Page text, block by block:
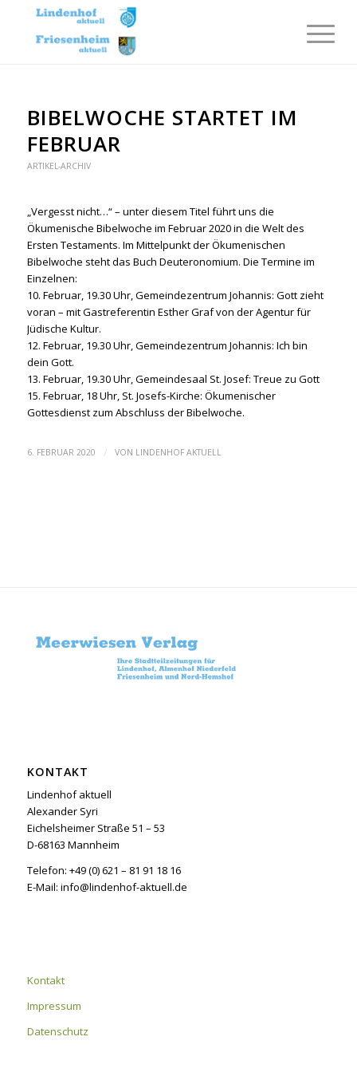
BIBELWOCHE STARTET IM
FEBRUAR
ARTIKEL-ARCHIV
„Vergesst nicht…“ – unter diesem Titel führt uns die
Ökumenische Bibelwoche im Februar 2020 in die Welt des
Ersten Testaments. Im Mittelpunkt der Ökumenischen
Bibelwoche steht das Buch Deuteronomium. Die Termine im
Einzelnen:
10. Februar, 19.30 Uhr, Gemeindezentrum Johannis: Gott zieht
voran – mit Gastreferentin Esther Graf von der Agentur für
Jüdische Kultur.
12. Februar, 19.30 Uhr, Gemeindezentrum Johannis: Ich bin
dein Gott.
13. Februar, 19.30 Uhr, Gemeindesaal St. Josef: Treue zu Gott
15. Februar, 18 Uhr, St. Josefs-Kirche: Ökumenischer
Gottesdienst zum Abschluss der Bibelwoche.
6. FEBRUAR 2020 / VON LINDENHOF AKTUELL
KONTAKT
Lindenhof aktuell
Alexander Syri
Eichelsheimer Straße 51 – 53
D-68163 Mannheim
Telefon: +49 (0) 621 – 81 91 18 16
E-Mail: info@lindenhof-aktuell.de
Kontakt
Impressum
Datenschutz